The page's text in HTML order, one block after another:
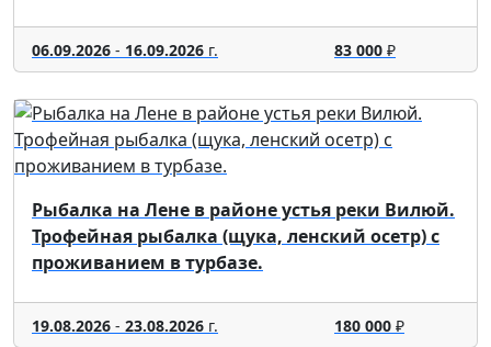
06.09.2026 - 16.09.2026 г. 83 000₽
Рыбалка на Лене в районе устья реки Вилюй.
Трофейная рыбалка (щука, ленский осетр) с
проживанием в турбазе.
19.08.2026 - 23.08.2026 г. 180 000₽